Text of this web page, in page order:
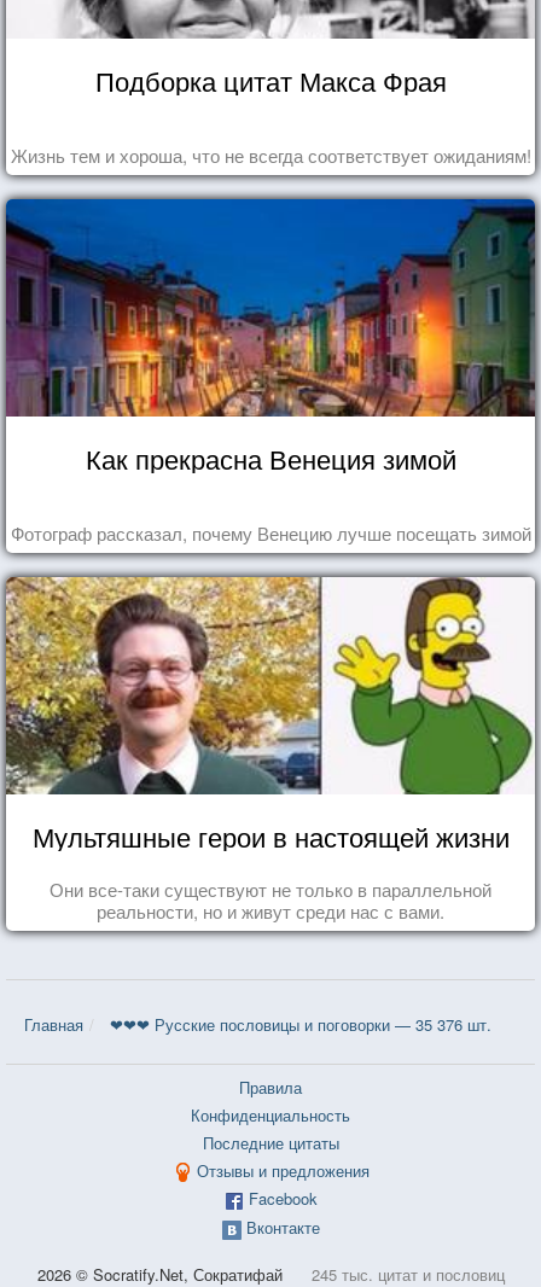
Подборка цитат Макса Фрая
Жизнь тем и хороша, что не всегда соответствует ожиданиям!
Как прекрасна Венеция зимой
Фотограф рассказал, почему Венецию лучше посещать зимой
Мультяшные герои в настоящей жизни
Они все-таки существуют не только в параллельной
реальности, но и живут среди нас с вами.
Главная ❤❤❤ Русские пословицы и поговорки — 35 376 шт.
Правила
Конфиденциальность
Последние цитаты
Отзывы и предложения
Facebook
Вконтакте
2026 © Socratify.Net, Сократифай 245 тыс. цитат и пословиц